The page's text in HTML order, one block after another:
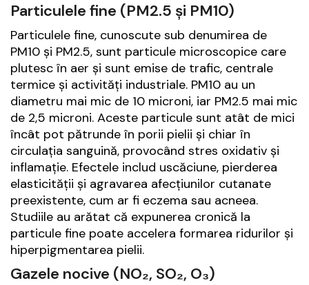
Particulele fine (PM2.5 și PM10)
Particulele fine, cunoscute sub denumirea de
PM10 și PM2.5, sunt particule microscopice care
plutesc în aer și sunt emise de trafic, centrale
termice și activități industriale. PM10 au un
diametru mai mic de 10 microni, iar PM2.5 mai mic
de 2,5 microni. Aceste particule sunt atât de mici
încât pot pătrunde în porii pielii și chiar în
circulația sanguină, provocând stres oxidativ și
inflamație. Efectele includ uscăciune, pierderea
elasticității și agravarea afecțiunilor cutanate
preexistente, cum ar fi eczema sau acneea.
Studiile au arătat că expunerea cronică la
particule fine poate accelera formarea ridurilor și
hiperpigmentarea pielii.
Gazele nocive (NO₂, SO₂, O₃)